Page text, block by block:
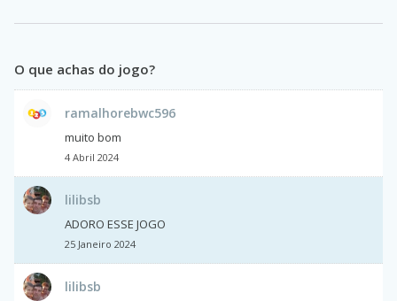
O que achas do jogo?
ramalhorebwc596
muito bom
4 Abril 2024
lilibsb
ADORO ESSE JOGO
25 Janeiro 2024
lilibsb